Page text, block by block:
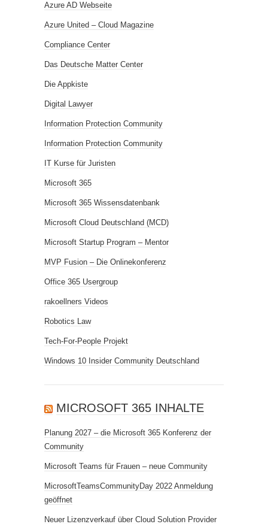
Azure AD Webseite
Azure United – Cloud Magazine
Compliance Center
Das Deutsche Matter Center
Die Appkiste
Digital Lawyer
Information Protection Community
Information Protection Community
IT Kurse für Juristen
Microsoft 365
Microsoft 365 Wissensdatenbank
Microsoft Cloud Deutschland (MCD)
Microsoft Startup Program – Mentor
MVP Fusion – Die Onlinekonferenz
Office 365 Usergroup
rakoellners Videos
Robotics Law
Tech-For-People Projekt
Windows 10 Insider Community Deutschland
MICROSOFT 365 INHALTE
Planung 2027 – die Microsoft 365 Konferenz der
Community
Microsoft Teams für Frauen – neue Community
MicrosoftTeamsCommunityDay 2022 Anmeldung
geöffnet
Neuer Lizenzverkauf über Cloud Solution Provider